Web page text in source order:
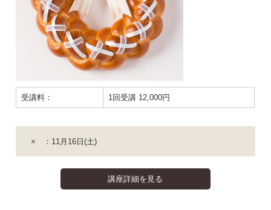
受講料： 1回受講 12,000円
× ：11月16日(土)
講座詳細を見る